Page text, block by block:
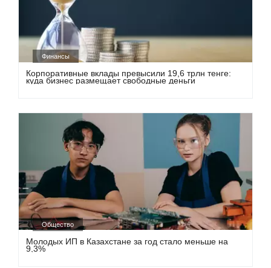
Финансы
Корпоративные вклады превысили 19,6 трлн тенге:
куда бизнес размещает свободные деньги
Общество
Молодых ИП в Казахстане за год стало меньше на
9,3%